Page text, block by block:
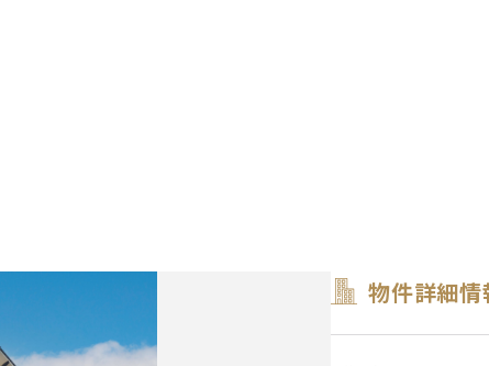
物件詳細情